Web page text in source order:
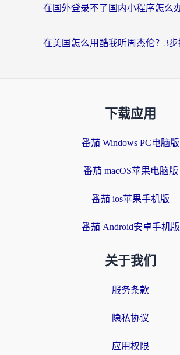
下载应用
番茄 Windows PC电脑版
番茄 macOS苹果电脑版
番茄 ios苹果手机版
番茄 Android安卓手机版
关于我们
服务条款
隐私协议
应用权限